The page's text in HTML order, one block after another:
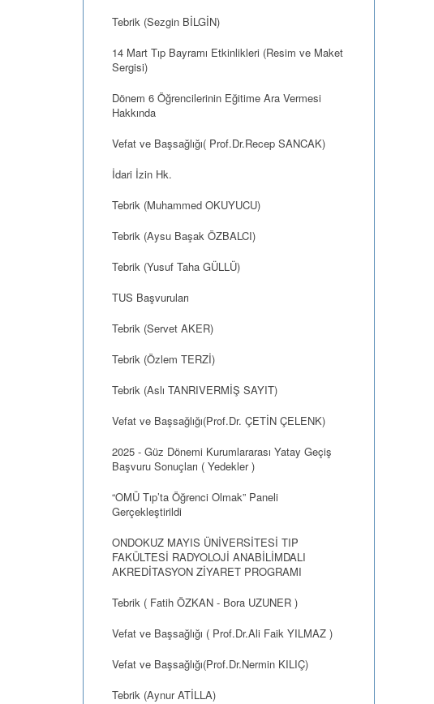
Tebrik (Sezgin BİLGİN)
14 Mart Tıp Bayramı Etkinlikleri (Resim ve Maket
Sergisi)
Dönem 6 Öğrencilerinin Eğitime Ara Vermesi
Hakkında
Vefat ve Başsağlığı( Prof.Dr.Recep SANCAK)
İdari İzin Hk.
Tebrik (Muhammed OKUYUCU)
Tebrik (Aysu Başak ÖZBALCI)
Tebrik (Yusuf Taha GÜLLÜ)
TUS Başvuruları
Tebrik (Servet AKER)
Tebrik (Özlem TERZİ)
Tebrik (Aslı TANRIVERMİŞ SAYIT)
Vefat ve Başsağlığı(Prof.Dr. ÇETİN ÇELENK)
2025 - Güz Dönemi Kurumlararası Yatay Geçiş
Başvuru Sonuçları ( Yedekler )
“OMÜ Tıp’ta Öğrenci Olmak” Paneli
Gerçekleştirildi
ONDOKUZ MAYIS ÜNİVERSİTESİ TIP
FAKÜLTESİ RADYOLOJİ ANABİLİMDALI
AKREDİTASYON ZİYARET PROGRAMI
Tebrik ( Fatih ÖZKAN - Bora UZUNER )
Vefat ve Başsağlığı ( Prof.Dr.Ali Faik YILMAZ )
Vefat ve Başsağlığı(Prof.Dr.Nermin KILIÇ)
Tebrik (Aynur ATİLLA)